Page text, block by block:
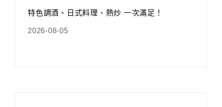
特色調酒、日式料理、熱炒 一次滿足！
2026-08-05